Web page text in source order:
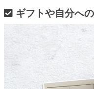
ギフトや自分へ